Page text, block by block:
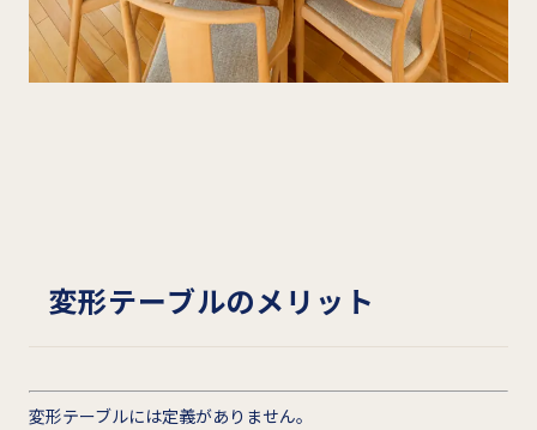
変形テーブルのメリット
変形テーブルには定義がありません。